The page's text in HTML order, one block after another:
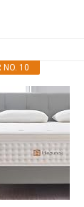
NO. 10